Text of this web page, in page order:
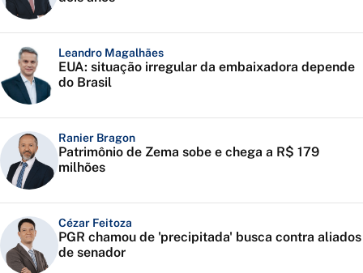
Leandro Magalhães
EUA: situação irregular da embaixadora depende
do Brasil
Ranier Bragon
Patrimônio de Zema sobe e chega a R$ 179
milhões
Cézar Feitoza
PGR chamou de 'precipitada' busca contra aliados
de senador